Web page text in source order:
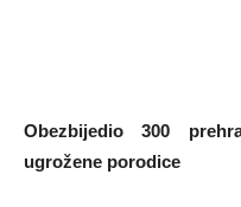
Obezbijedio 300
ugrožene porodice